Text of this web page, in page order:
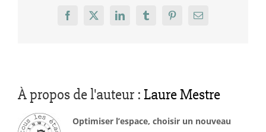
Facebook
X LinkedInTumblrPinterestEmail
À propos de l'auteur : Laure Mestre
Optimiser l’espace, choisir un nouveau